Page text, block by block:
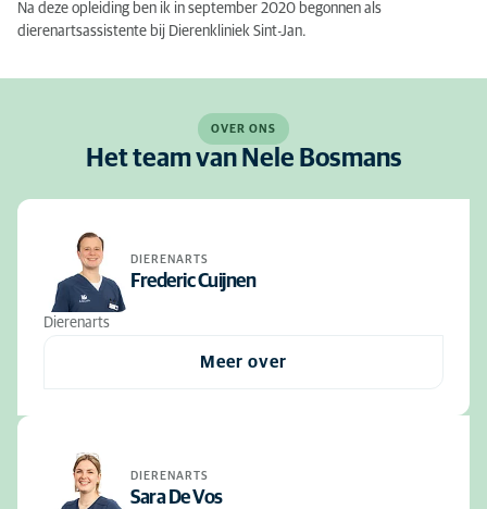
Na deze opleiding ben ik in september 2020 begonnen als
dierenartsassistente bij Dierenkliniek Sint-Jan.
OVER ONS
Het team van Nele Bosmans
DIERENARTS
Frederic Cuijnen
Dierenarts
Meer over
DIERENARTS
Sara De Vos